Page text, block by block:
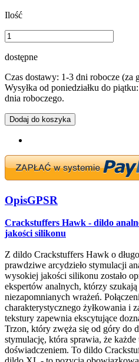
Ilość
dostępne
Czas dostawy: 1-3 dni robocze (za
Wysyłka od poniedziałku do
dnia roboczego.
Dodaj do koszyka
OpisGPSR
Crackstuffers Hawk - dildo
jakości silikonu
Z dildo Crackstuffers Hawk o
prawdziwe arcydzieło stymulacji
wysokiej jakości silikonu zostało
ekspertów analnych, którzy
niezapomnianych wrażeń.
charakterystycznego żyłkowania i
tekstury zapewnia ekscytujące
Trzon, który zwęża się od góry do
stymulację, która sprawia, że
doświadczeniem. To dildo